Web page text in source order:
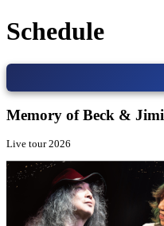
Schedule
Memory of Beck & Jimi
Live tour 2026